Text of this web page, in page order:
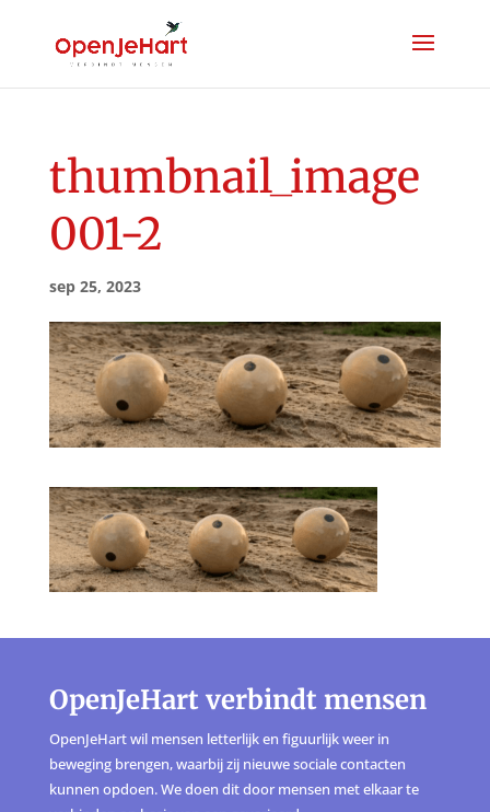
thumbnail_image
001-2
sep 25, 2023
OpenJeHart verbindt mensen
OpenJeHart wil mensen letterlijk en figuurlijk weer in
beweging brengen, waarbij zij nieuwe sociale contacten
kunnen opdoen. We doen dit door mensen met elkaar te